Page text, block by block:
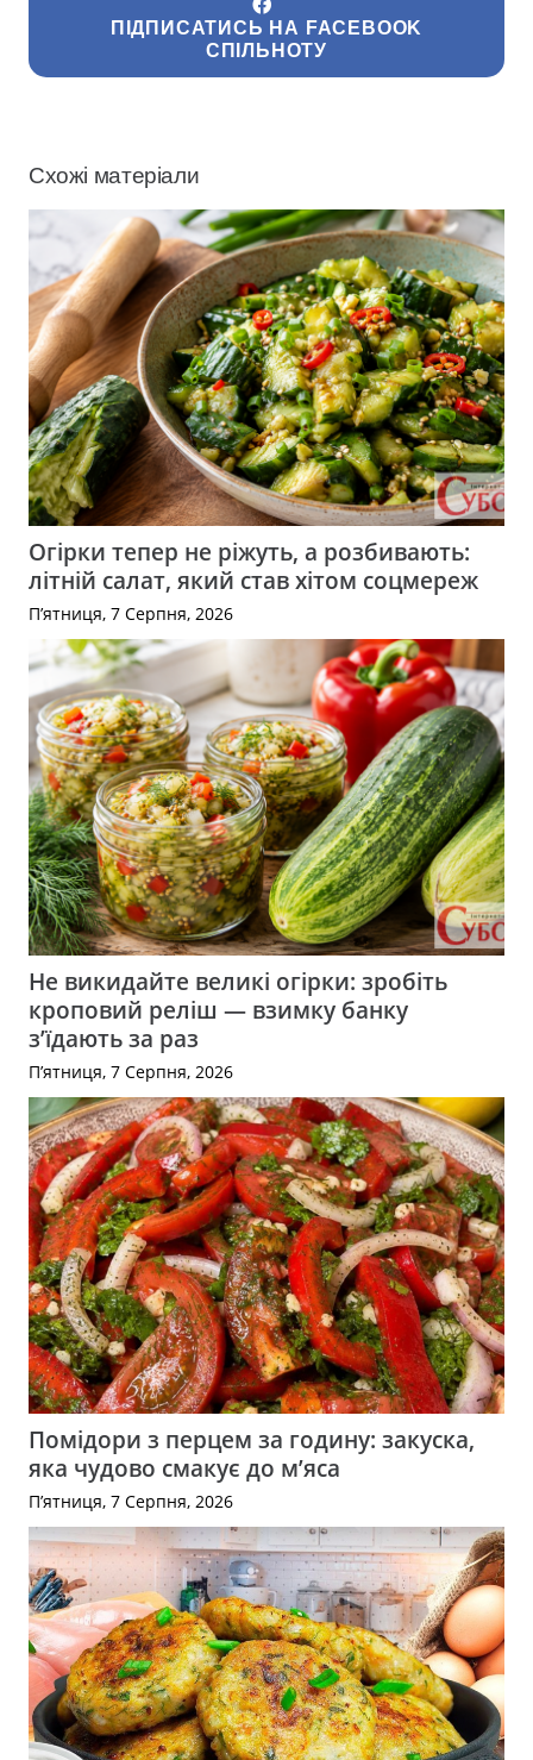
ПІДПИСАТИСЬ НА FACEBOOK
СПІЛЬНОТУ
Схожі матеріали
Огірки тепер не ріжуть, а розбивають:
літній салат, який став хітом соцмереж
П’ятниця, 7 Серпня, 2026
Не викидайте великі огірки: зробіть
кроповий реліш — взимку банку
з’їдають за раз
П’ятниця, 7 Серпня, 2026
Помідори з перцем за годину: закуска,
яка чудово смакує до м’яса
П’ятниця, 7 Серпня, 2026